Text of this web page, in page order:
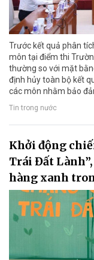
Trước kết quả phân
môn tại điểm thi
thường so với mặt
định hủy toàn bộ kết
các môn nhằm bảo
Tin trong nước
Khởi động
Trái Đất
hàng xanh